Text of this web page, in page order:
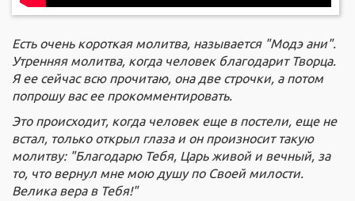
Есть очень короткая молитва, называется "Модэ ани".
Утренняя молитва, когда человек благодарит Творца.
Я ее сейчас всю прочитаю, она две строчки, а потом
попрошу вас ее прокомментировать.
Это происходит, когда человек еще в постели, еще не
встал, только открыл глаза и он произносит такую
молитву: "Благодарю Тебя, Царь живой и вечный, за
то, что вернул мне мою душу по Своей милости.
Велика вера в Тебя!"